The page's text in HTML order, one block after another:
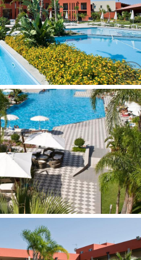
1 (iki 200 asm.)
(už papildomą mokestį)
nuo 14/04 iki 01/10)
-viešosiose vietose
aikštelė nemokamai (nesaugoma)
kasdien
kasdien
nemokamai
televizija)
2 kartus per savaitę